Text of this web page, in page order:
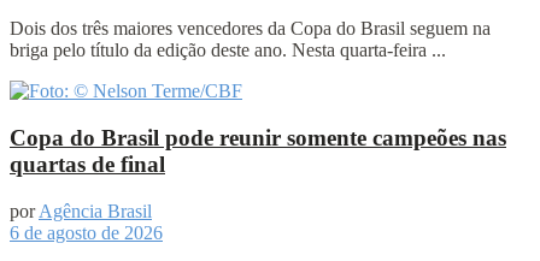
Dois dos três maiores vencedores da Copa do Brasil seguem na
briga pelo título da edição deste ano. Nesta quarta-feira ...
Copa do Brasil pode reunir somente campeões nas
quartas de final
por Agência Brasil
6 de agosto de 2026